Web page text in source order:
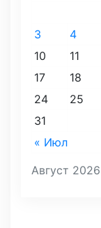
Август 2026
« Июл
3
4
10
11
17
18
24
25
31